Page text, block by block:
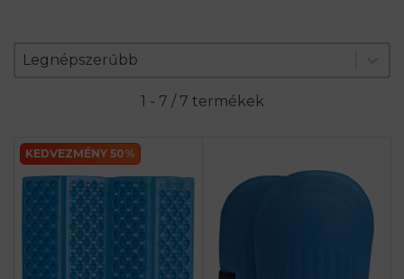
Zoradenie produktov
Sort content
Legnépszerűbb
Sort content
1 - 7 / 7 termékek
KEDVEZMÉNY 50%